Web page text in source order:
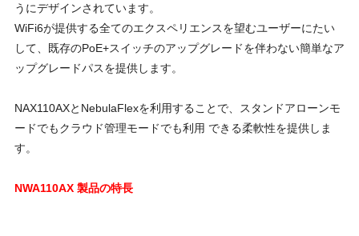
うにデザインされています。
WiFi6が提供する全てのエクスペリエンスを望むユーザーにたい
して、既存のPoE+スイッチのアップグレードを伴わない簡単なア
ップグレードパスを提供します。
NAX110AXとNebulaFlexを利用することで、スタンドアローンモ
ードでもクラウド管理モードでも利用 できる柔軟性を提供しま
す。
NWA110AX 製品の特長